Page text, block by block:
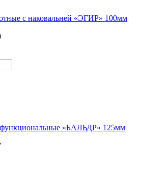
с наковальней «ЭГИР» 100мм
«БАЛЬДР» 125мм